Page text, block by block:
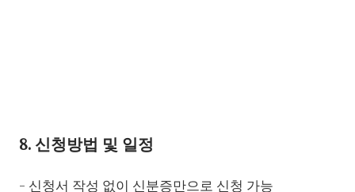
8. 신청방법 및 일정
- 신청서 작성 없이 신분증만으로 신청 가능